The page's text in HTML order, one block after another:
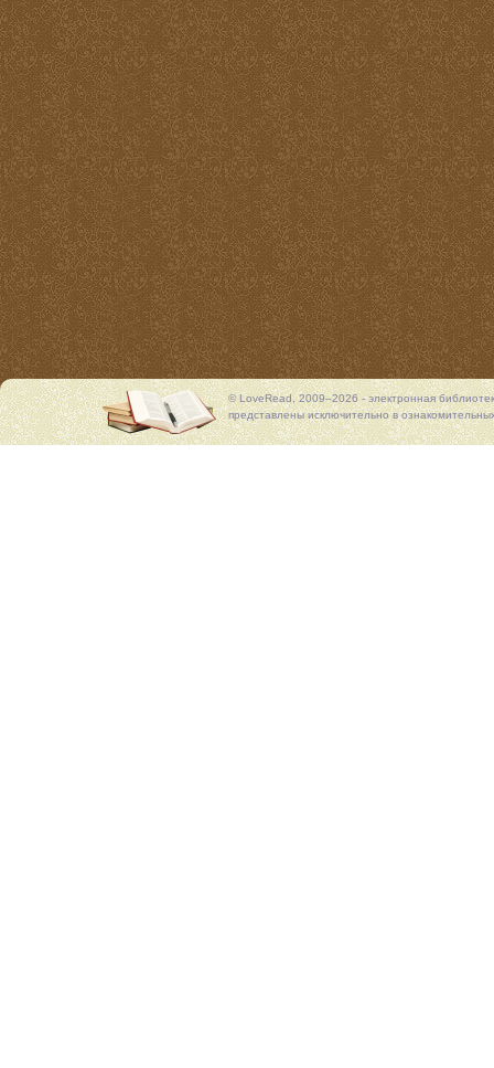
© LoveRead, 2009–2026 - электронная
представлены исключительно в